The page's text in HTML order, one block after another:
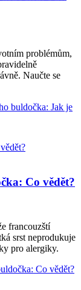
problémům,
Naučte se
buldočka: Jak je
Co vědět?
francouzští
srst neprodukuje
pro alergiky.
Co vědět?